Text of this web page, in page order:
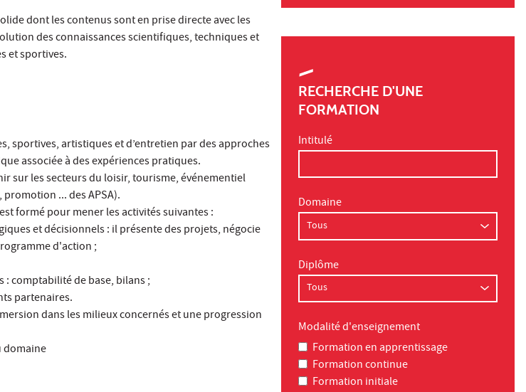
dont les contenus sont en prise directe avec les
des connaissances scientifiques, techniques et
et sportives.
sportives, artistiques et d’entretien par des approches
associée à des expériences pratiques.
sur les secteurs du loisir, tourisme, événementiel
... des APSA).
formé pour mener les activités suivantes :
et décisionnels : il présente des projets, négocie
d'action ;
comptabilité de base, bilans ;
partenaires.
dans les milieux concernés et une progression
domaine
RECHERCHE D'UNE
FORMATION
Intitulé
Domaine
Diplôme
Modalité d'enseignement
Formation en apprentissage
Formation continue
Formation initiale